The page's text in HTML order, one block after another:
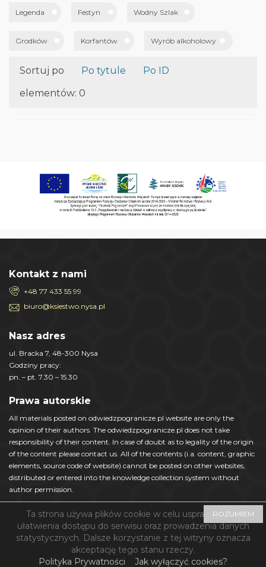
Legenda Festyn Wodny Szlak
Grodków Korfantów Wyrób alkoholowy
Sortuj po Po tytule
Po ID
elementów: 0
Kontakt z nami
+48 77 433 55 99
biuro@ksiestwo.nysa.pl
Nasz adres
ul. Bracka 7, 48-300 Nysa
Godziny pracy:
pn. – pt. 7.30 – 15.30
Prawa autorskie
All materials posted on odwiedzpogranicze.pl website are only the
opinion of their authors. The odwiedzpogranicze.pl does not take
responsibility of their content. In case of doubt as to legality of the origin
of the content please contact us. All of the contents (i.a. content, graphic
elements, source code of website) cannot be posted on other websites,
distributed or entered into the knowledge collection system without
author permission.
© Nyskie Księstwo Jezior i Gór 2018 - Zaprojektowane przez
SoftwareSystem.pl
Ta strona używa plików cookie w celu usprawnienia i
ułatwienia dostępu do serwisu oraz prowadzenia danych
statystycznych. Dalsze korzystanie z tej witryny oznacza
akceptację tego stanu rzeczy.
Polityka Prywatności
Jak wyłączyć cookies?
ROZUMIEM